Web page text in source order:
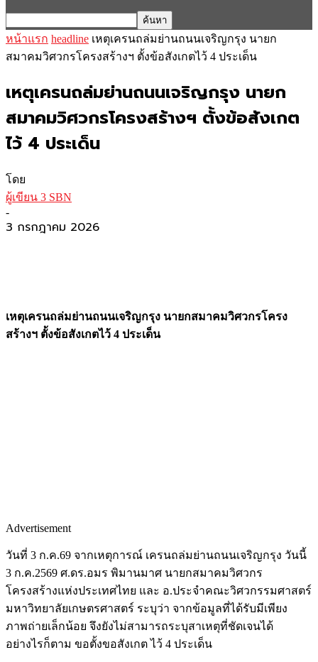
หน้าแรก headline เหตุเครนถล่มย่านถนนเจริญกรุง นายก
สมาคมวิศวกรโครงสร้างฯ ตั้งข้อสังเกตไว้ 4 ประเด็น
เหตุเครนถล่มย่านถนนเจริญกรุง นายก
สมาคมวิศวกรโครงสร้างฯ ตั้งข้อสังเกต
ไว้ 4 ประเด็น
โดย
ผู้เขียน 3 SBN
-
3 กรกฎาคม 2026
เหตุเครนถล่มย่านถนนเจริญกรุง นายกสมาคมวิศวกรโครง
สร้างฯ ตั้งข้อสังเกตไว้ 4 ประเด็น
Advertisement
วันที่ 3 ก.ค.69 จากเหตุการณ์ เครนถล่มย่านถนนเจริญกรุง วันนี้
3 ก.ค.2569 ศ.ดร.อมร พิมานมาศ นายกสมาคมวิศวกร
โครงสร้างแห่งประเทศไทย และ อ.ประจำคณะวิศวกรรมศาสตร์
มหาวิทยาลัยเกษตรศาสตร์ ระบุว่า จากข้อมูลที่ได้รับมีเพียง
ภาพถ่ายเล็กน้อย จึงยังไม่สามารถระบุสาเหตุที่ชัดเจนได้
อย่างไรก็ตาม ขอตั้งขอสังเกต ไว้ 4 ประเด็น